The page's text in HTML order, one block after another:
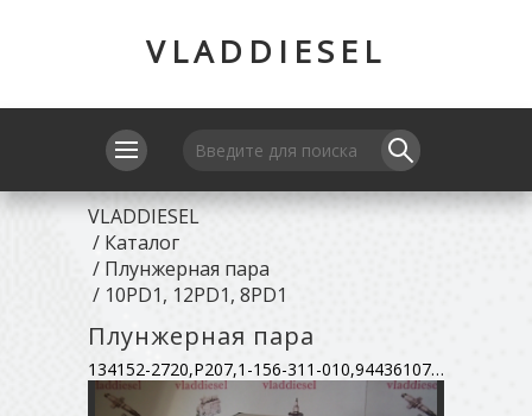
VLADDIESEL
VLADDIESEL
/ Каталог
/ Плунжерная пара
/ 10PD1, 12PD1, 8PD1
Плунжерная пара
134152-2720,P207,1-156-311-010,9443610721